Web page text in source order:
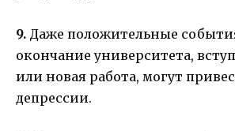
9. Даже положительные
окончание университета,
или новая работа, могут
депрессии.